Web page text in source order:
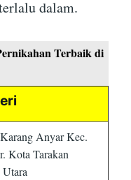
dalam.
Terbaik di
Anyar Kec.
Kota Tarakan